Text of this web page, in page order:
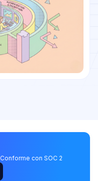
Conforme con SOC 2